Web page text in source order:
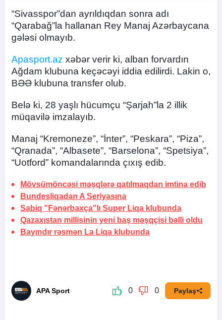
“Sivasspor”dan ayrıldıqdan sonra adı
“Qarabağ”la hallanan Rey Manaj Azərbaycana
gələsi olmayıb.
Apasport.az xəbər verir ki, alban forvardın
Ağdam klubuna keçəcəyi iddia edilirdi. Lakin o,
BƏƏ klubuna transfer olub.
Belə ki, 28 yaşlı hücumçu “Şarjah”la 2 illik
müqavilə imzalayıb.
Manaj “Kremoneze”, “İnter”, “Peskara”, “Piza”,
“Qranada”, “Albasete”, “Barselona”, “Spetsiya”,
“Uotford” komandalarında çıxış edib.
Mövsümöncəsi məşqlərə qatılmaqdan imtina edib
Bundesliqadan A Seriyasına
Sabiq "Fənərbaxça"lı Super Liqa klubunda
Qazaxıstan millisinin yeni baş məşqçisi bəlli oldu
Bayındır rəsmən La Liqa klubunda
APA Sport 0 0 Paylaş